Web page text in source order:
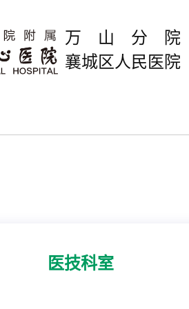
万山分院
襄城区人民医院
医技科室